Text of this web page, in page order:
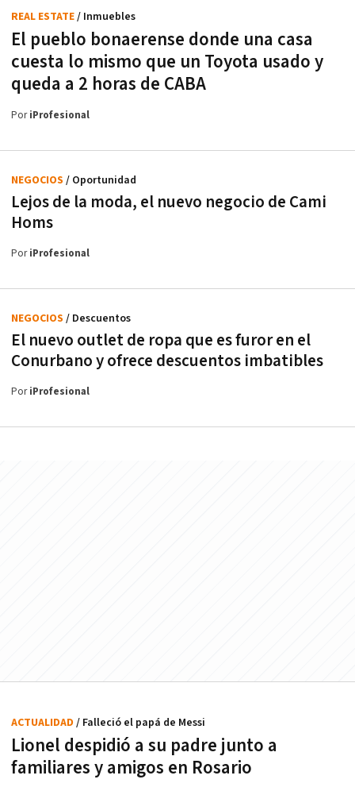
El pueblo bonaerense donde una casa
cuesta lo mismo que un Toyota usado y
queda a 2 horas de CABA
REAL ESTATE/ Inmuebles
PoriProfesional
Lejos de la moda, el nuevo negocio de Cami
Homs
NEGOCIOS / Oportunidad
PoriProfesional
El nuevo outlet de ropa que es furor en el
Conurbano y ofrece descuentos imbatibles
NEGOCIOS / Descuentos
PoriProfesional
Lionel despidió a su padre junto a
familiares y amigos en Rosario
ACTUALIDAD / Falleció el papá de Messi